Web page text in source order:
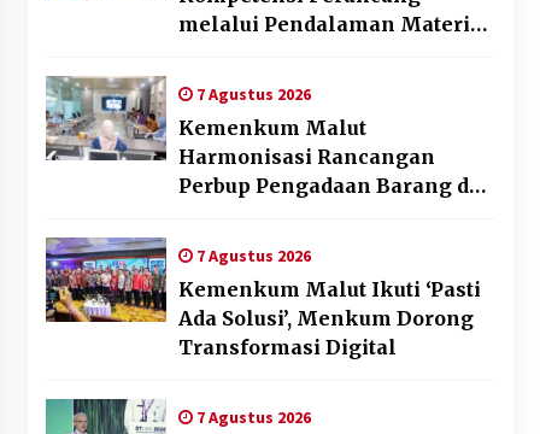
melalui Pendalaman Materi
Daerah
7 Agustus 2026
Kemenkum Malut
Harmonisasi Rancangan
Perbup Pengadaan Barang dan
7 Agustus 2026
Kemenkum Malut Ikuti ‘Pasti
Ada Solusi’, Menkum Dorong
Transformasi Digital
7 Agustus 2026